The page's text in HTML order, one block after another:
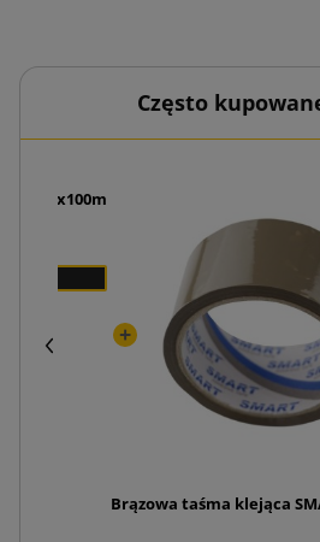
Często
1,2x100m
Brązowa taśma klejąca